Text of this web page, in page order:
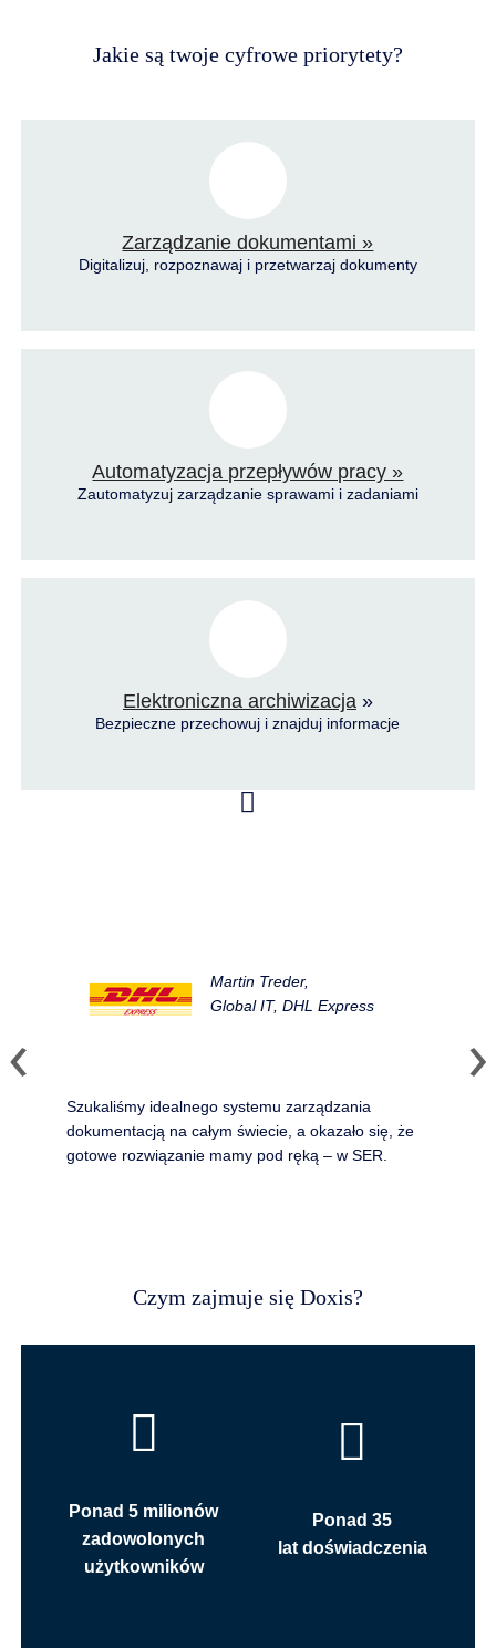
Jakie są twoje cyfrowe priorytety?
Zarządzanie dokumentami »
Digitalizuj, rozpoznawaj i przetwarzaj dokumenty
Automatyzacja przepływów pracy »
Zautomatyzuj zarządzanie sprawami i zadaniami
Elektroniczna archiwizacja »
Bezpieczne przechowuj i znajduj informacje
Martin Treder,
Global IT, DHL Express
Szukaliśmy idealnego systemu zarządzania
dokumentacją na całym świecie, a okazało się, że
gotowe rozwiązanie mamy pod ręką – w SER.
Czym zajmuje się Doxis?
Ponad 5 milionów
zadowolonych
użytkowników
Ponad 35
lat doświadczenia